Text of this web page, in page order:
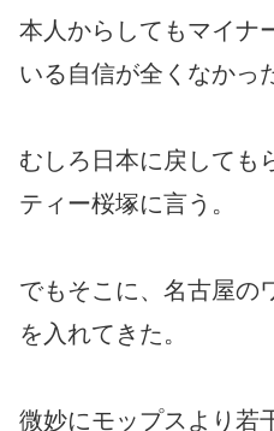
本人からしてもマイナ
いる自信が全くなかっ
むしろ日本に戻しても
ティー桜塚に言う。
でもそこに、名古屋の
を入れてきた。
微妙にモップスより若